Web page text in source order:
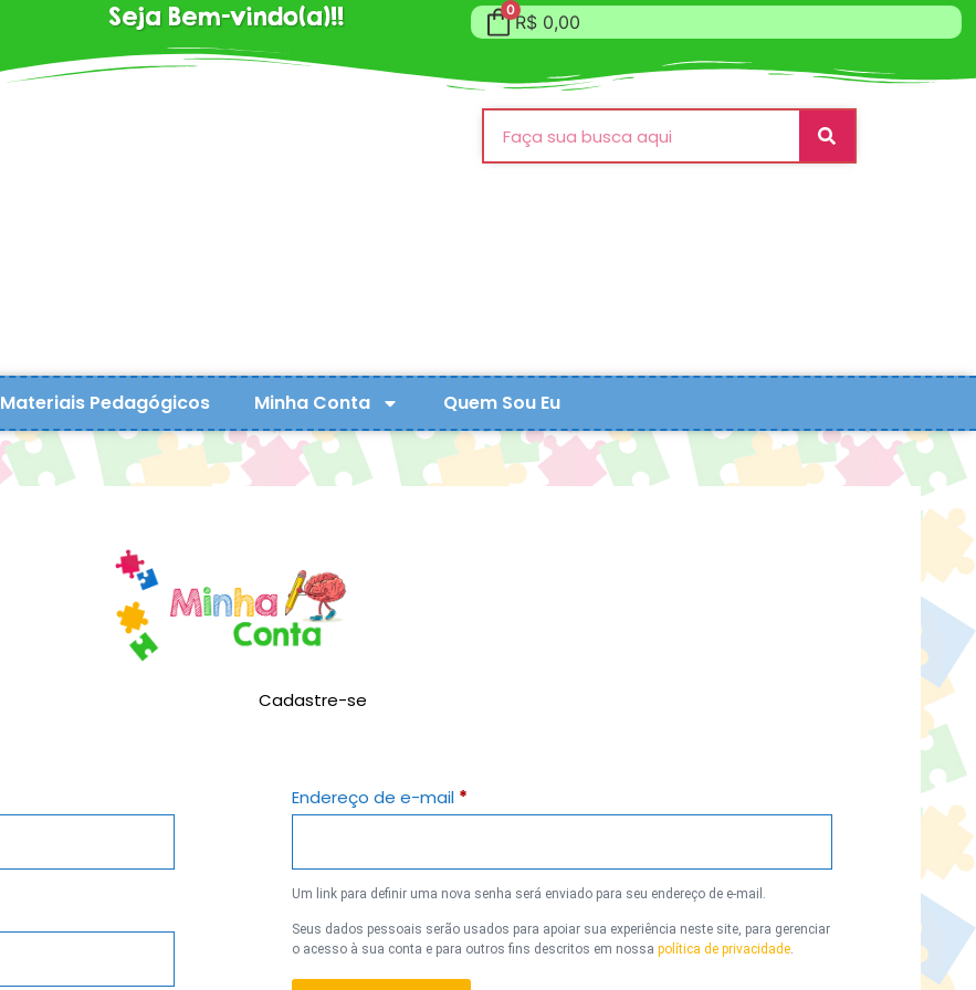
Seja Bem-vindo(a)!! 0
R$ 0,00
Materiais Pedagógicos Minha Conta Quem Sou Eu
Cadastre-se
Endereço de e-mail *
Um link para definir uma nova senha será enviado para seu endereço de e-mail.
Seus dados pessoais serão usados para apoiar sua experiência neste site, para gerenciar
o acesso à sua conta e para outros fins descritos em nossa política de privacidade.